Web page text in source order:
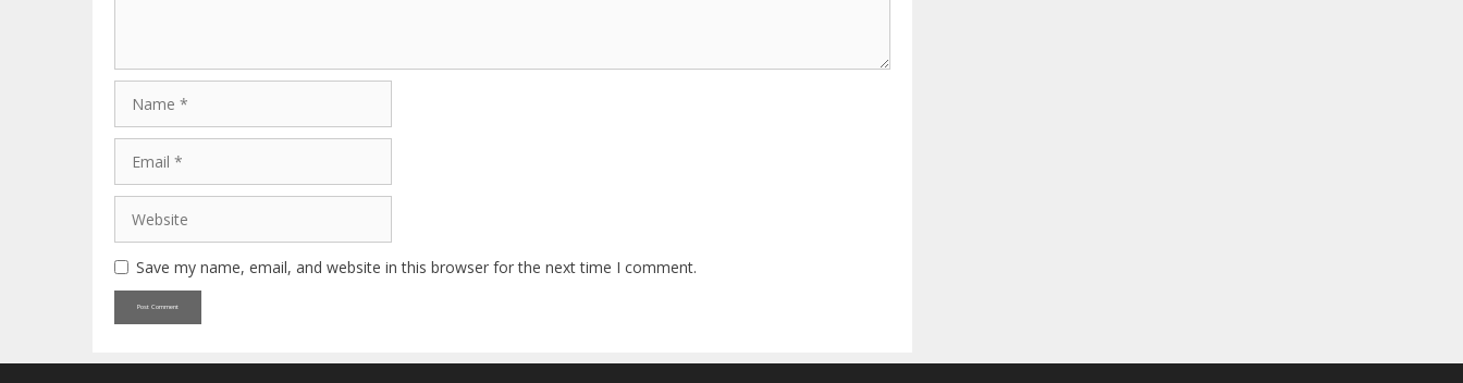
Website
Save my name, email, and website in this browser for the next time I comment.